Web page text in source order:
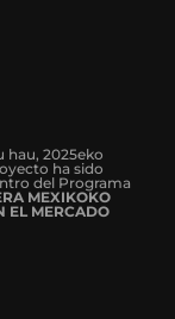
2025eko
ha sido
del Programa
MEXIKOKO
EL MERCADO